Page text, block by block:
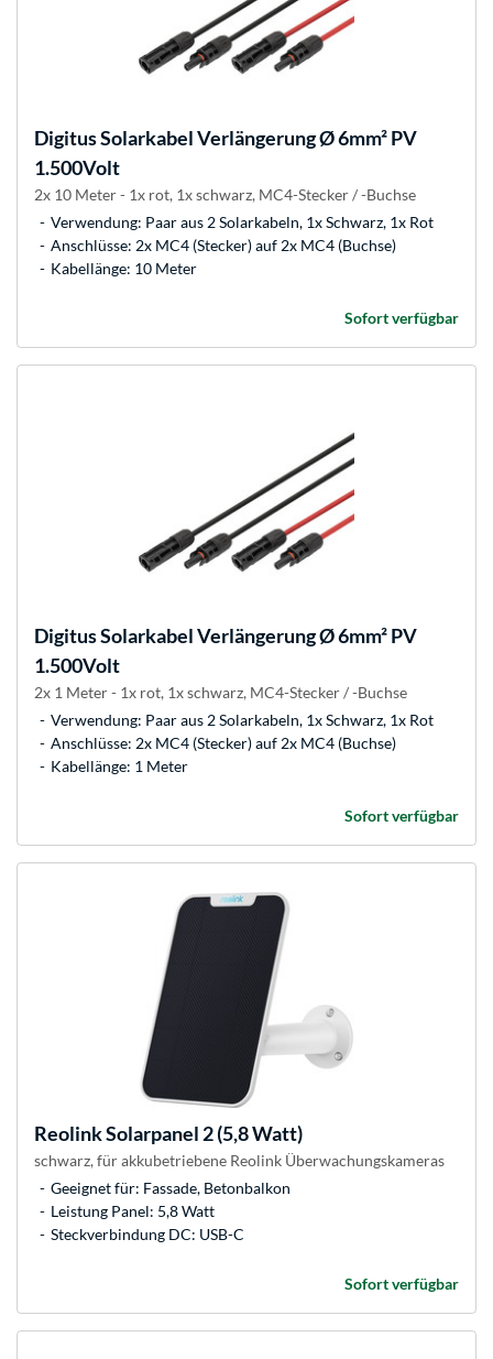
DigitusSolarkabel Verlängerung Ø 6mm² PV
1.500Volt
2x 10 Meter - 1x rot, 1x schwarz, MC4-Stecker / -Buchse
Verwendung: Paar aus 2 Solarkabeln, 1x Schwarz, 1x Rot
Anschlüsse: 2x MC4 (Stecker) auf 2x MC4 (Buchse)
Kabellänge: 10 Meter
Sofort verfügbar
DigitusSolarkabel Verlängerung Ø 6mm² PV
1.500Volt
2x 1 Meter - 1x rot, 1x schwarz, MC4-Stecker / -Buchse
Verwendung: Paar aus 2 Solarkabeln, 1x Schwarz, 1x Rot
Anschlüsse: 2x MC4 (Stecker) auf 2x MC4 (Buchse)
Kabellänge: 1 Meter
Sofort verfügbar
ReolinkSolarpanel 2 (5,8 Watt)
schwarz, für akkubetriebene Reolink Überwachungskameras
Geeignet für: Fassade, Betonbalkon
Leistung Panel: 5,8 Watt
Steckverbindung DC: USB-C
Sofort verfügbar